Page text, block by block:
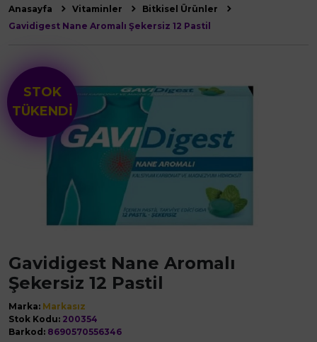
Anasayfa Vitaminler
Bitkisel Ürünler
Gavidigest Nane Aromalı Şekersiz 12 Pastil
STOK
TÜKENDİ
Gavidigest Nane Aromalı
Şekersiz 12 Pastil
Marka: Markasız
Stok Kodu: 200354
Barkod: 8690570556346